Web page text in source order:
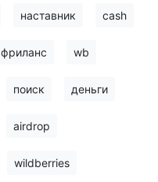
наставник cash
фриланс wb
поиск деньги
airdrop
wildberries